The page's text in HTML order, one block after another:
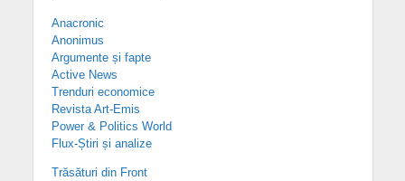
Anacronic
Anonimus
Argumente și fapte
Active News
Trenduri economice
Revista Art-Emis
Power & Politics World
Flux-Știri și analize
Trăsături din Front